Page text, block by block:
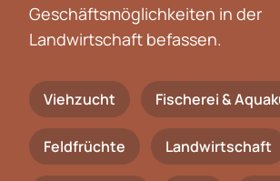
Geschäftsmöglichkeiten in der
Landwirtschaft befassen.
Viehzucht Fischerei &
Feldfrüchte Landwirtschaft